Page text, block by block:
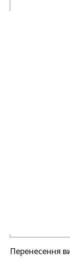
Перенесення